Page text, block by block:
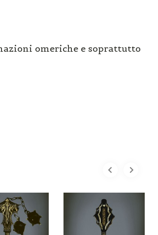
omeriche e soprattutto